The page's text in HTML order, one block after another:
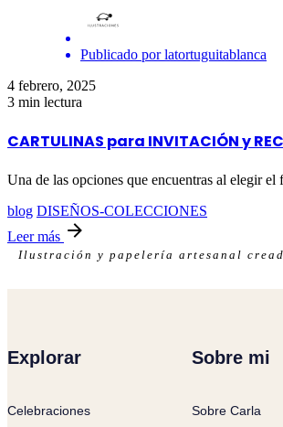
Publicado por latortuguitablanca
4 febrero, 2025
3 min lectura
CARTULINAS para INVITACIÓN y
Una de las opciones que encuentras al elegir el
blog DISEÑOS-COLECCIONES
Leer más
Ilustración y papelería artesanal
Explorar
Celebraciones
Sobre mi
Sobre Carla